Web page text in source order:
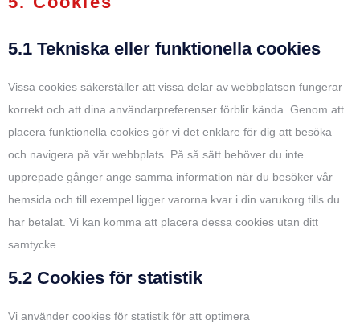
5.1 Tekniska eller funktionella cookies
Vissa cookies säkerställer att vissa delar av webbplatsen fungerar
korrekt och att dina användarpreferenser förblir kända. Genom att
placera funktionella cookies gör vi det enklare för dig att besöka
och navigera på vår webbplats. På så sätt behöver du inte
upprepade gånger ange samma information när du besöker vår
hemsida och till exempel ligger varorna kvar i din varukorg tills du
har betalat. Vi kan komma att placera dessa cookies utan ditt
samtycke.
5.2 Cookies för statistik
Vi använder cookies för statistik för att optimera